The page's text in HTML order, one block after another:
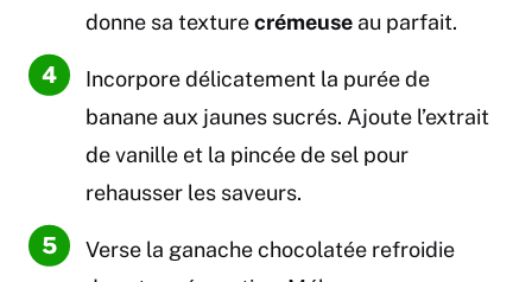
donne sa texturecrémeuse au parfait.
Incorpore délicatement la purée de
banane aux jaunes sucrés. Ajoute l’extrait
de vanille et la pincée de sel pour
rehausser les saveurs.
Verse la ganache chocolatée refroidie